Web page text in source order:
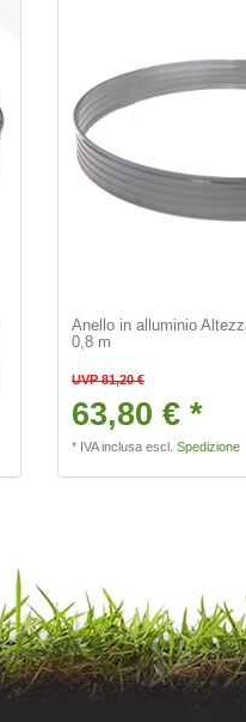
Anello in alluminio
0,8 m
UVP 81,20 €
63,80 € *
* IVA inclusa escl.Spedizione